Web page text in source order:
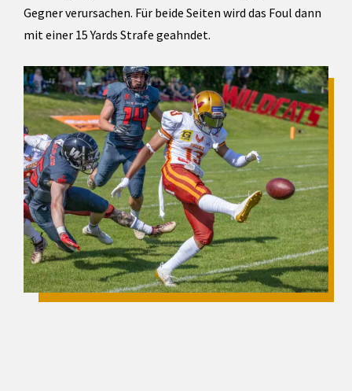
Gegner verursachen. Für beide Seiten wird das Foul dann
mit einer 15 Yards Strafe geahndet.